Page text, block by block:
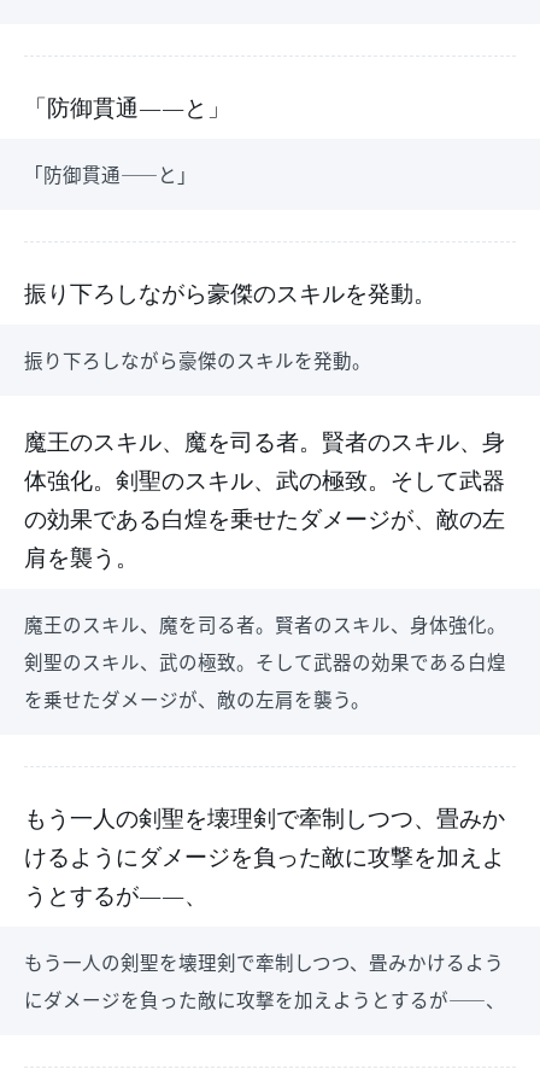
「防御貫通――と」
「防御貫通――と」
振り下ろしながら豪傑のスキルを発動。
振り下ろしながら豪傑のスキルを発動。
魔王のスキル、魔を司る者。賢者のスキル、身
体強化。剣聖のスキル、武の極致。そして武器
の効果である白煌を乗せたダメージが、敵の左
肩を襲う。
魔王のスキル、魔を司る者。賢者のスキル、身体強化。
剣聖のスキル、武の極致。そして武器の効果である白煌
を乗せたダメージが、敵の左肩を襲う。
もう一人の剣聖を壊理剣で牽制しつつ、畳みか
けるようにダメージを負った敵に攻撃を加えよ
うとするが――、
もう一人の剣聖を壊理剣で牽制しつつ、畳みかけるよう
にダメージを負った敵に攻撃を加えようとするが――、